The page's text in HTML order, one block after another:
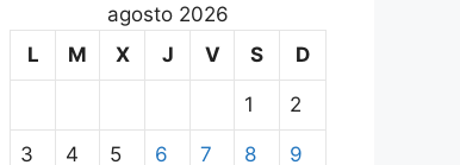
agosto 2026
L
M X J V S D
1 2
3 4 5 6 7 8 9